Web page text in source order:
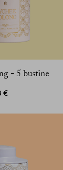
- 5 bustine
€